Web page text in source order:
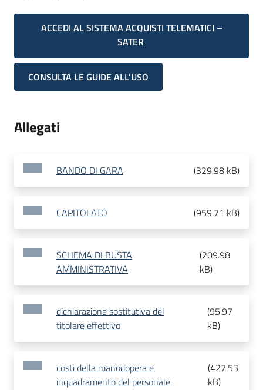
ACCEDI AL SISTEMA ACQUISTI TELEMATICI –
SATER
CONSULTA LE GUIDE ALL'USO
Allegati
BANDO DI GARA (329.98 kB)
CAPITOLATO (959.71 kB)
SCHEMA DI BUSTA
AMMINISTRATIVA
(209.98
kB)
dichiarazione sostitutiva del
titolare effettivo
(95.97
kB)
costi della manodopera e
inquadramento del personale
(427.53
kB)